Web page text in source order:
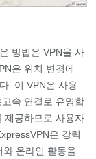
방법은 VPN을 사
은 위치 변경에
. 이 VPN은 사용
속 연결로 유명합
제공하므로 사용자
은 강력
온라인 활동을